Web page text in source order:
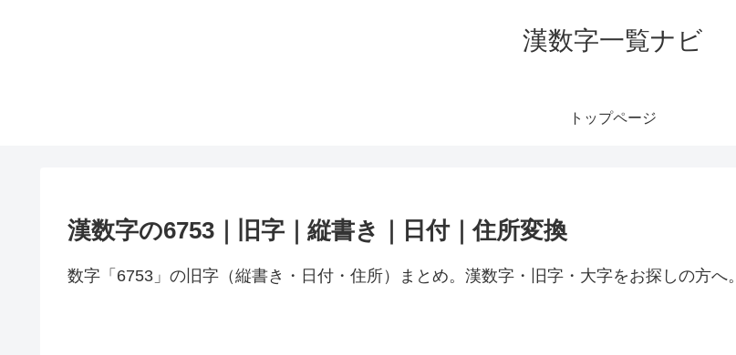
漢数字一覧ナビ
トップページ
漢数字の6753｜旧字｜縦書き｜日付｜住所変換
数字「6753」の旧字（縦書き・日付・住所）まとめ。漢数字・旧字・大字をお探しの方へ。